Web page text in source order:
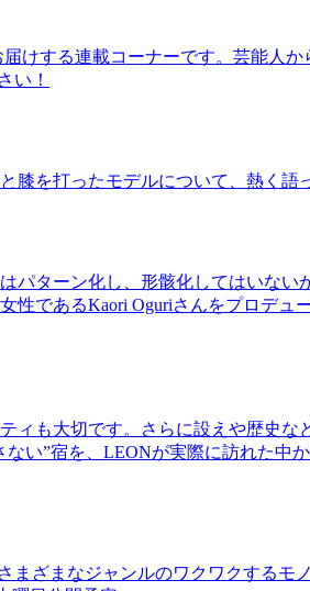
けする連載コーナーです。芸能人か
い！
を打ったモデルについて、熱く語
パターン化し、形骸化してはいない
であるKaori Oguriさんをプロデュ
も大切です。さらに設えや歴史な
い”宿を、LEONが実際に訪れた中
ざまなジャンルのワクワクするモ